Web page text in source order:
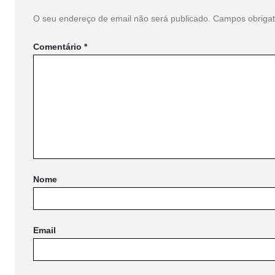
O seu endereço de email não será publicado. Campos
Comentário *
Nome
Email